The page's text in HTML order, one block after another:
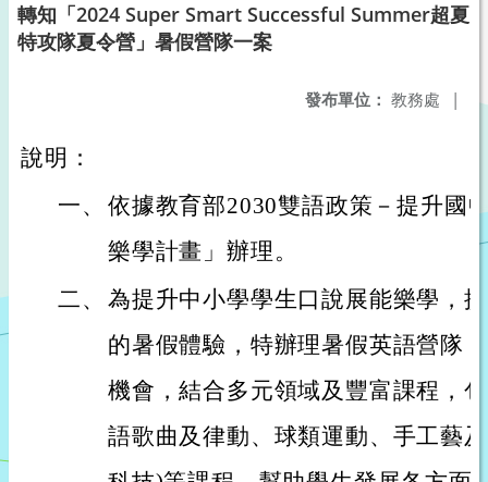
轉知「2024 Super Smart Successful Summer超夏
特攻隊夏令營」暑假營隊一案
發布單位： 教務處 |
說明：
一、 依據教育部2030雙語政策－提升國
樂學計畫」辦理。
二、 為提升中小學學生口說展能樂學，
的暑假體驗，特辦理暑假英語營隊
機會，結合多元領域及豐富課程，
語歌曲及律動、球類運動、手工藝